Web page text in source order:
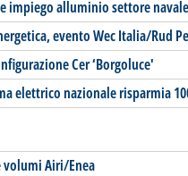
impiego alluminio settore
evento Wec Italia/Rud
Cer ‘Borgoluce'
elettrico nazionale risparmia
volumi Airi/Enea